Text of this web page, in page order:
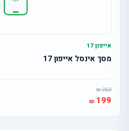
אייפון 17
מסך אינסל אייפון 17
260
199